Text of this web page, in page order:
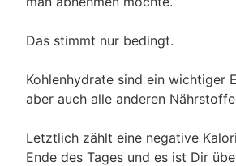
Das stimmt nur bedingt.
Kohlenhydrate sind ein wichtiger
aber auch alle anderen
Letztlich zählt eine negative
Ende des Tages und es ist Dir